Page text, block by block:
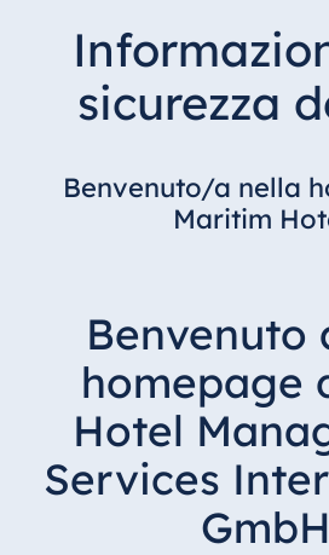
sicurezza
Benvenuto/a nella
Maritim
Benvenuto
homepage
Hotel
Services